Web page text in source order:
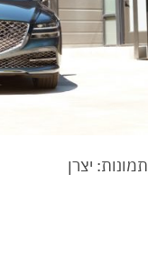
תמונות: יצרן